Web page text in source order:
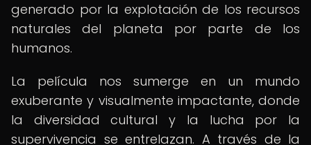
generado por la explotación de los recursos
naturales del planeta por parte de los
humanos.
La película nos sumerge en un mundo
exuberante y visualmente impactante, donde
la diversidad cultural y la lucha por la
supervivencia se entrelazan. A través de la